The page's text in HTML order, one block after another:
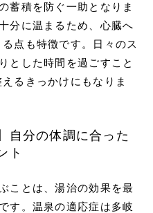
蓄積を防ぐ一助となりま
分に温まるため、心臓へ
る点も特徴です。日々のス
とした時間を過ごすこと
るきっかけにもなりま
自分の体調に合った
ト
ことは、湯治の効果を最
す。温泉の適応症は多岐